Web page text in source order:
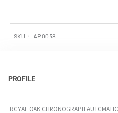
SKU： AP0058
PROFILE
ROYAL OAK CHRONOGRAPH AUTOMATIC